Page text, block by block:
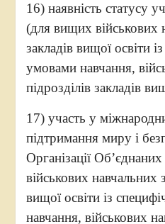
16) наявність статусу
(для вищих військових
закладів вищої освіти
умовами навчання,
підрозділів закладів
17) участь у
підтримання миру і
Організації
військових навчальних
вищої освіти із
навчання, військових